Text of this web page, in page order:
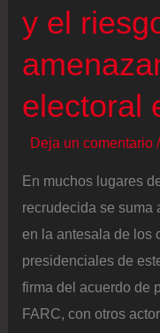
oculta
del
hallazgo
cuerpo
del
cura
guerrillero
Camilo
Torres
y el
electoral
Deja un comentario /
En muchos lugares
recrudecida se suma
en la antesala de los
presidenciales de
firma del acuerdo de
FARC, con otros